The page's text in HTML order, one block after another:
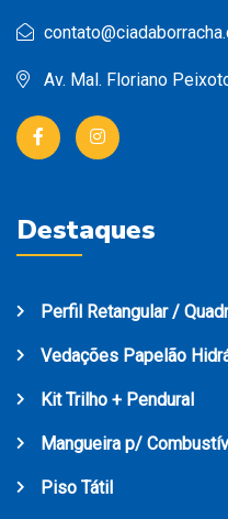
Av. Mal. Floriano
Destaques
Perfil Retangular /
Vedações Papelão
Kit Trilho + Pendural
Mangueira p/
Piso Tátil